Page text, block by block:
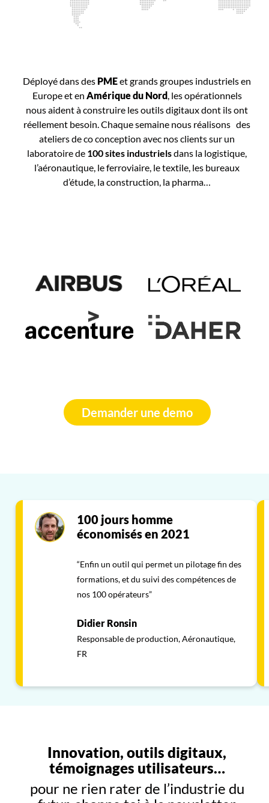
Déployé dans des PMEet grands groupes industriels en
Europe et en Amérique du Nord, les opérationnels
nous aident à construire les outils digitaux dont ils ont
réellement besoin. Chaque semaine nous réalisons des
ateliers de co conception avec nos clients sur un
laboratoire de 100 sites industrielsdans la logistique,
l’aéronautique, le ferroviaire, le textile, les bureaux
d’étude, la construction, la pharma…
Demander une demo
100 jours homme
économisés en 2021
“Enfin un outil qui permet un pilotage fin des
formations, et du suivi des compétences de
nos 100 opérateurs”
Didier Ronsin
Responsable de production, Aéronautique,
FR
Innovation, outils digitaux,
témoignages utilisateurs…
pour ne rien rater de l’industrie du